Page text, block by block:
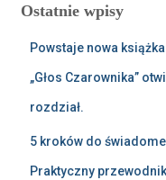
Ostatnie wpisy
Powstaje nowa
„Głos Czarownika”
rozdział.
5 kroków do
Praktyczny